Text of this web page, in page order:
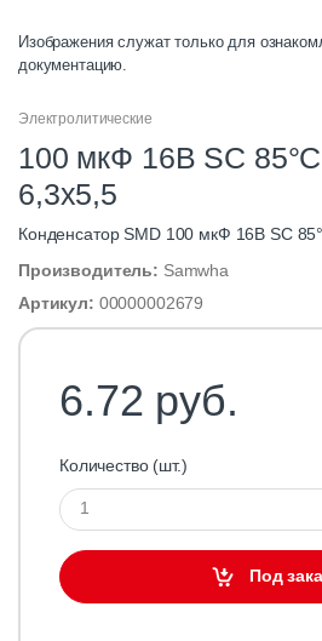
Изображения служат только для
документацию.
Электролитические
100 мкФ 16В SC
6,3х5,5
Конденсатор SMD 100 мкФ 16В SC
Производитель: Samwha
Артикул: 00000002679
6.72 руб.
Количество (шт.)
Под